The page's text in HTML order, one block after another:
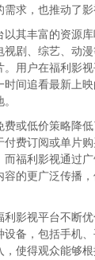
求，也推动了影
以其丰富的资源
视剧、综艺、动
。用户在福利影
时间追看最新上
费或低价策略降
付费订阅或单片
而福利影视通过
容的更广泛传播
利影视平台不断
备，包括手机
，使得观众能够